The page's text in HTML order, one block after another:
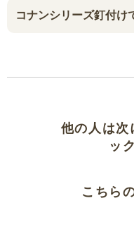
コナンシリーズ釘付け
他の人は次
ッ
こちら